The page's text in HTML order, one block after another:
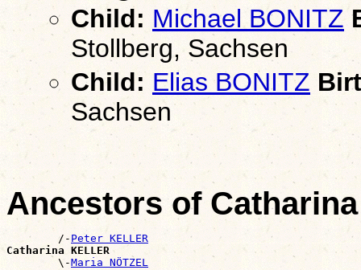
Child: Michael BONITZ
Stollberg, Sachsen
Child: Elias BONITZ
Sachsen
Ancestors of
        /-
Peter KELLER
Catharina KELLER
\-Maria NÖTZEL